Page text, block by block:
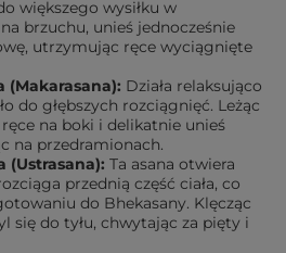
większego wysiłku w
brzuchu, unieś jednocześnie
utrzymując ręce wyciągnięte
(Makarasana): Działa relaksująco
do głębszych rozciągnięć. Leżąc
ręce na boki i delikatnie unieś
na przedramionach.
(Ustrasana): Ta asana otwiera
przednią część ciała, co
do Bhekasany. Klęcząc
się do tyłu, chwytając za pięty i